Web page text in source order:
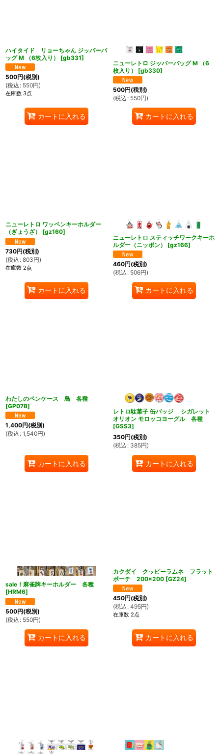
ハイタイド リョーちゃん ジッパーバ
ッグ M （6枚入り）
[gb331]
500円(税別)
(税込 : 550円)
在庫数 3点
カートに入れる
ニューレトロ ジッパーバッグ M （6
枚入り）
[gb330]
500円(税別)
(税込 : 550円)
カートに入れる
ニューレトロ ワッペンキーホルダー
（ぎょうざ）
[gz160]
730円(税別)
(税込 : 803円)
在庫数 2点
カートに入れる
ニューレトロ スティッチワークキーホ
ルダー（ニッポン）
[gz166]
460円(税別)
(税込 : 506円)
カートに入れる
わたしのペンケース 鳥 各種
[GP078]
1,400円(税別)
(税込 : 1,540円)
カートに入れる
レトロ駄菓子 缶バッジ シガレット
オリオン モロッコヨーグル 各種
[GSS3]
350円(税別)
(税込 : 385円)
カートに入れる
sale！麻雀牌キーホルダー 各種
[HRM6]
500円(税別)
(税込 : 550円)
カートに入れる
カクダイ クッピーラムネ フラット
ポーチ 200×200 [GZ24]
450円(税別)
(税込 : 495円)
在庫数 2点
カートに入れる